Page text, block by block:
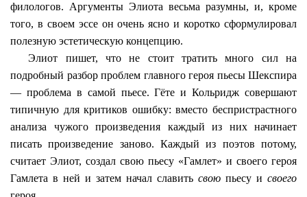
филологов. Аргументы Элиота весьма разумны, и, кроме
того, в своем эссе он очень ясно и коротко сформулировал
полезную эстетическую концепцию.
Элиот пишет, что не стоит тратить много сил на
подробный разбор проблем главного героя пьесы Шекспира
— проблема в самой пьесе. Гёте и Кольридж совершают
типичную для критиков ошибку: вместо беспристрастного
анализа чужого произведения каждый из них начинает
писать произведение заново. Каждый из поэтов потому,
считает Элиот, создал свою пьесу «Гамлет» и своего героя
Гамлета в ней и затем начал славить свою пьесу и своего